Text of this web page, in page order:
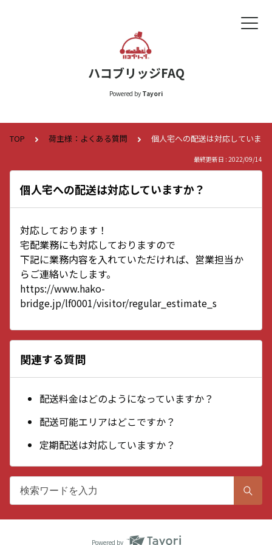
ハコブリッジFAQ
Powered by Tayori
TOP 荷主様：よくある質問 個人宅への配送は対応しています
最終更新日 : 2022/09/14
個人宅への配送は対応していますか？
対応しております！
宅配業務にも対応しておりますので
下記に業務内容を入れていただければ、営業担当か
らご連絡いたします。
https://www.hako-
bridge.jp/lf0001/visitor/regular_estimate_s
関連する質問
配送料金はどのようになっていますか？
配送可能エリアはどこですか？
定期配送は対応していますか？
Powered by